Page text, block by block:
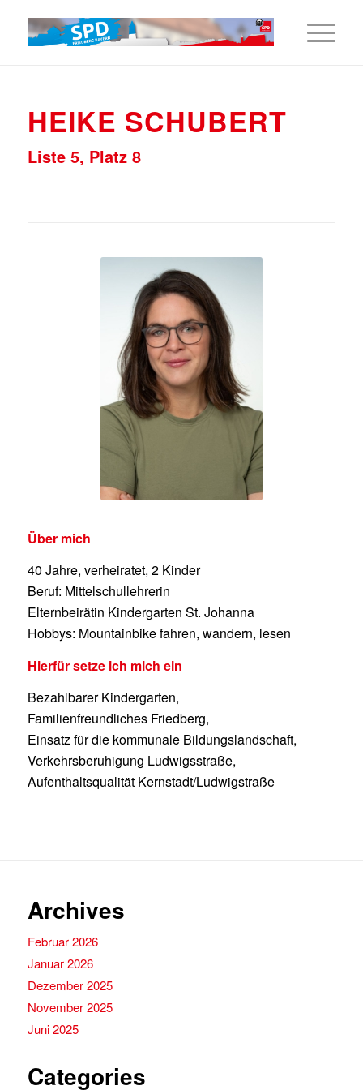
HEIKE SCHUBERT
Liste 5, Platz 8
Über mich
40 Jahre, verheiratet, 2 Kinder
Beruf: Mittelschullehrerin
Elternbeirätin Kindergarten St. Johanna
Hobbys: Mountainbike fahren, wandern, lesen
Hierfür setze ich mich ein
Bezahlbarer Kindergarten,
Familienfreundliches Friedberg,
Einsatz für die kommunale Bildungslandschaft,
Verkehrsberuhigung Ludwigsstraße,
Aufenthaltsqualität Kernstadt/Ludwigstraße
Archives
Februar 2026
Januar 2026
Dezember 2025
November 2025
Juni 2025
Categories